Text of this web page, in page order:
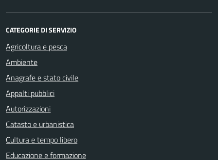
CATEGORIE DI SERVIZIO
Agricoltura e pesca
Ambiente
Anagrafe e stato civile
Appalti pubblici
Autorizzazioni
Catasto e urbanistica
Cultura e tempo libero
Educazione e formazione